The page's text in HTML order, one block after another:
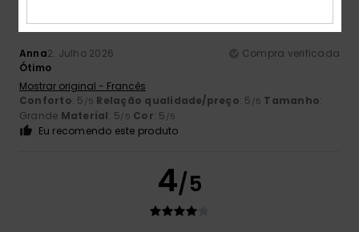
Anna2. Julho 2026
Compra verificada
Ótimo
Mostrar original - Francês
Conforto: 5 /5 Relação qualidade/preço: 5 /5 Tamanho:
Grande Material: 5/5 Cor: 5 /5
Eu recomendo este produto
4/5